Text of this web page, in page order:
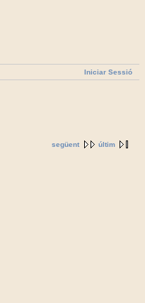
Iniciar Sessió
següent últim